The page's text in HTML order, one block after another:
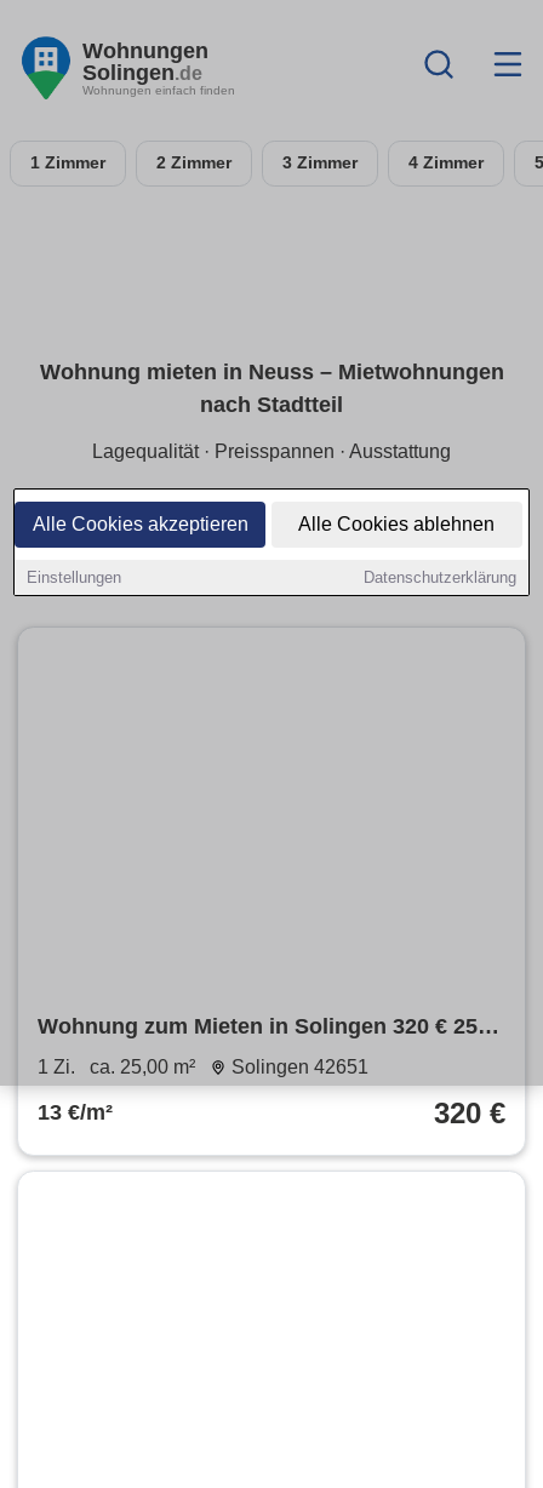
Alle Cookies akzeptieren Alle Cookies ablehnen
Einstellungen Datenschutzerklärung
Wohnungen
Solingen.de
Wohnungen einfach finden
1 Zimmer 2 Zimmer 3 Zimmer 4 Zimmer
Wohnung mieten in Neuss – Miet­wohnungen
nach Stadtteil
Lagequalität · Preisspannen · Ausstattung
Finde Mietwohnungen in Neuss gezielt nach Stadtteil und
ruhiger Lage. Wir zeigen aktuelle Preisspannen (Kaltmiete),
Hinweise zu Nebenkosten und filtern provisionsfrei, Balkon,
Parkplatz oder Haustiere erlaubt.
Wohnung zum Mieten in Solingen 320 € 25
m²
1 Zi. ca. 25,00 m² Solingen 42651
13 €/m² 320 €